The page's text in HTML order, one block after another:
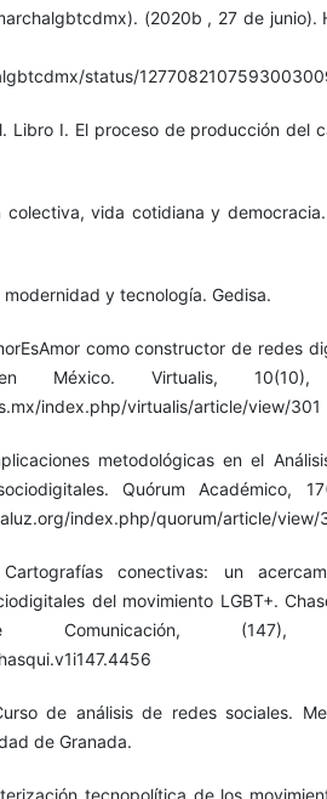
(2020b , 27 de junio).
status/
Libro I. El proceso de producción del
colectiva, vida cotidiana y
y tecnología. Gedisa.
como constructor de redes
México. Virtualis, 10(10),
index.php/virtualis/article/view/301
metodológicas en el
Quórum Académico,
index.php/quorum/article/view/
conectivas: un
del movimiento LGBT+.
Comunicación, (147),
de análisis de redes sociales.
de Granada.
tecnopolítica de los